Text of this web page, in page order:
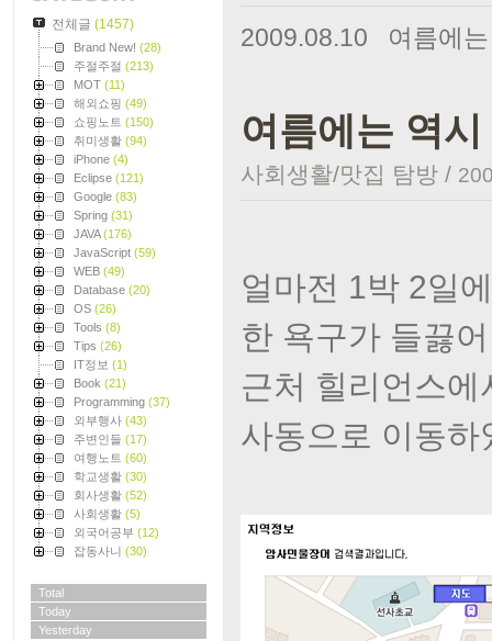
전체글 (1457)
Brand New! (28)
주절주절 (213)
MOT (11)
해외쇼핑 (49)
쇼핑노트 (150)
취미생활 (94)
iPhone (4)
Eclipse (121)
Google (83)
Spring (31)
JAVA(176)
JavaScript (59)
WEB (49)
Database (20)
OS (26)
Tools (8)
Tips (26)
IT정보 (1)
Book (21)
Programming (37)
외부행사 (43)
주변인들 (17)
여행노트 (60)
학교생활 (30)
회사생활 (52)
사회생활 (5)
외국어공부 (12)
잡동사니 (30)
Total
Today
Yesterday
2009.08.10 여름에
여름에는 역
사회생활/맛집 탐방 /
얼마전 1박 2일
한 욕구가 들끓
근처 힐리언스
사동으로 이동하